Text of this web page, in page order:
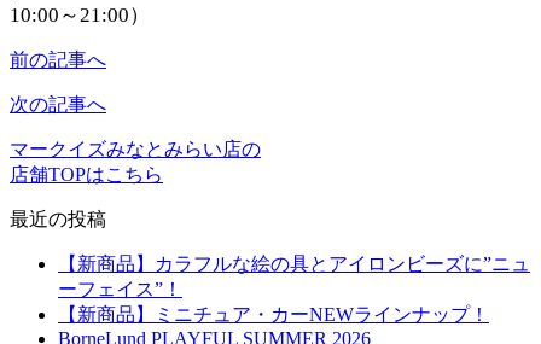
10:00～21:00）
前の記事へ
次の記事へ
マークイズみなとみらい店の
店舗TOPはこちら
最近の投稿
【新商品】カラフルな絵の具とアイロンビーズに”ニュ
ーフェイス”！
【新商品】ミニチュア・カーNEWラインナップ！
BorneLund PLAYFUL SUMMER 2026